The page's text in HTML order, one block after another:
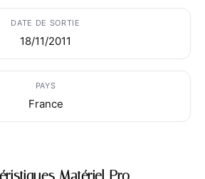
DATE DE SORTIE
18/11/2011
PAYS
France
Matériel Pro